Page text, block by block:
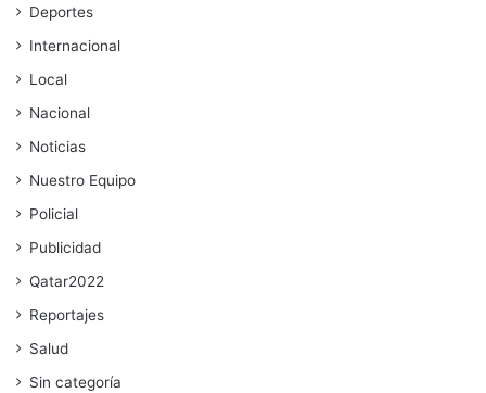
Deportes
Internacional
Local
Nacional
Noticias
Nuestro Equipo
Policial
Publicidad
Qatar2022
Reportajes
Salud
Sin categoría